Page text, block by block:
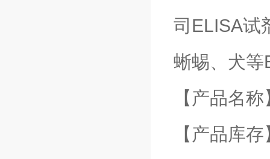
司ELISA试
蜥蜴、犬等
【产品名
【产品库